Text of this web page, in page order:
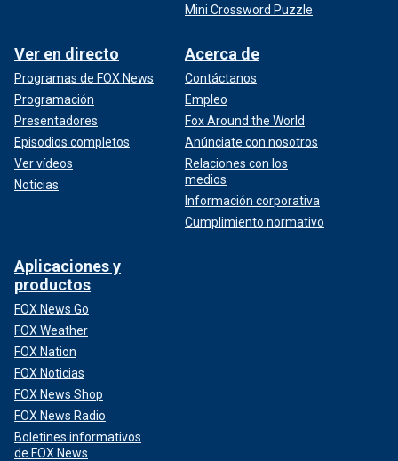
Mini Crossword Puzzle
Ver en directo
Programas de FOX News
Programación
Presentadores
Episodios completos
Ver vídeos
Noticias
Acerca de
Contáctanos
Empleo
Fox Around the World
Anúnciate con nosotros
Relaciones con los
medios
Información corporativa
Cumplimiento normativo
Aplicaciones y
productos
FOX News Go
FOX Weather
FOX Nation
FOX Noticias
FOX News Shop
FOX News Radio
Boletines informativos
de FOX News